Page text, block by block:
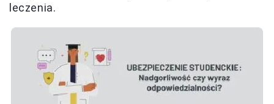
leczenia.